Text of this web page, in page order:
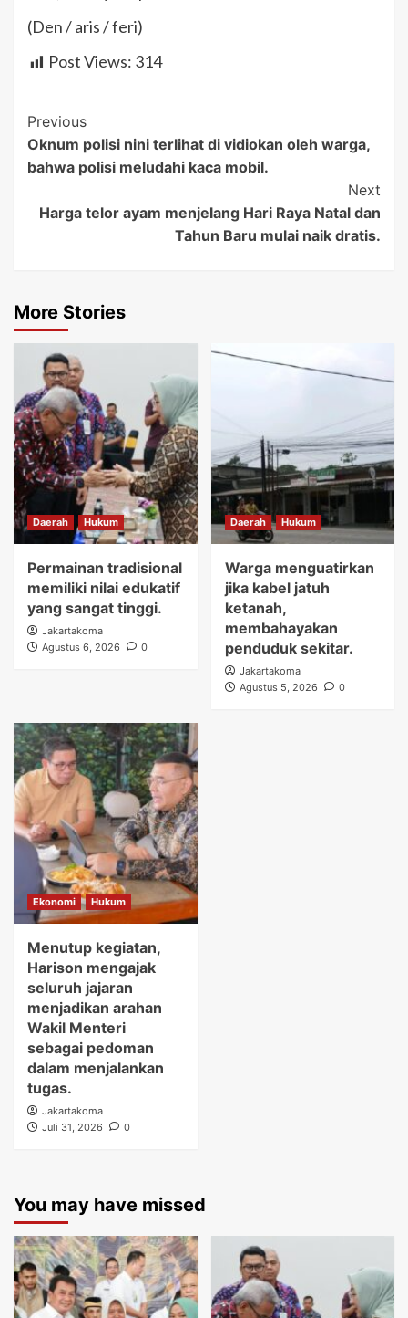
(Den / aris / feri)
Post Views: 314
Post
Navigation
Previous
Oknum polisi nini terlihat di vidiokan oleh warga,
bahwa polisi meludahi kaca mobil.
Next
Harga telor ayam menjelang Hari Raya Natal dan
Tahun Baru mulai naik dratis.
More Stories
Daerah Hukum
Permainan tradisional
memiliki nilai edukatif
yang sangat tinggi.
Jakartakoma
Agustus 6, 2026
0
Daerah Hukum
Warga menguatirkan
jika kabel jatuh
ketanah,
membahayakan
penduduk sekitar.
Jakartakoma
Agustus 5, 2026
0
Ekonomi Hukum
Menutup kegiatan,
Harison mengajak
seluruh jajaran
menjadikan arahan
Wakil Menteri
sebagai pedoman
dalam menjalankan
tugas.
Jakartakoma
Juli 31, 2026
0
You may have missed